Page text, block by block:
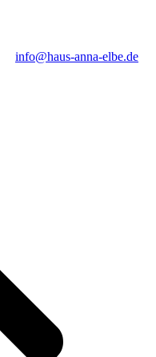
info@haus-anna-elbe.de